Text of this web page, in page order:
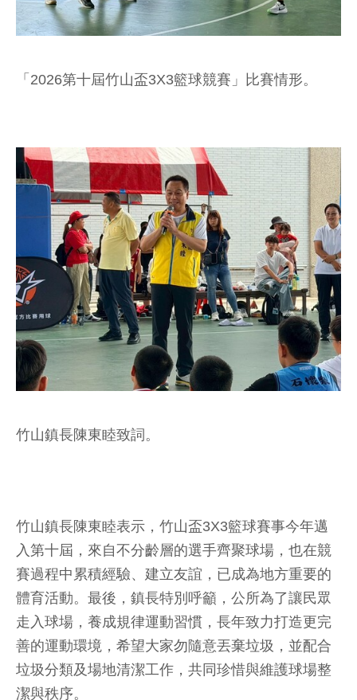
「2026第十屆竹山盃3X3籃球競賽」比賽情形。
竹山鎮長陳東睦致詞。
竹山鎮長陳東睦表示，竹山盃3X3籃球賽事今年邁
入第十屆，來自不分齡層的選手齊聚球場，也在競
賽過程中累積經驗、建立友誼，已成為地方重要的
體育活動。最後，鎮長特別呼籲，公所為了讓民眾
走入球場，養成規律運動習慣，長年致力打造更完
善的運動環境，希望大家勿隨意丟棄垃圾，並配合
垃圾分類及場地清潔工作，共同珍惜與維護球場整
潔與秩序。